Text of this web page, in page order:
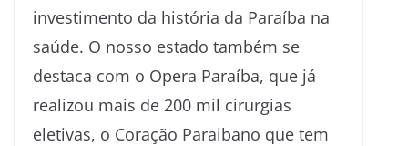
investimento da história da Paraíba na
saúde. O nosso estado também se
destaca com o Opera Paraíba, que já
realizou mais de 200 mil cirurgias
eletivas, o Coração Paraibano que tem